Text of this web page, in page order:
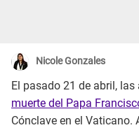
Nicole Gonzales
El pasado 21 de abril,
muerte del Papa
Cónclave en el Vaticano.